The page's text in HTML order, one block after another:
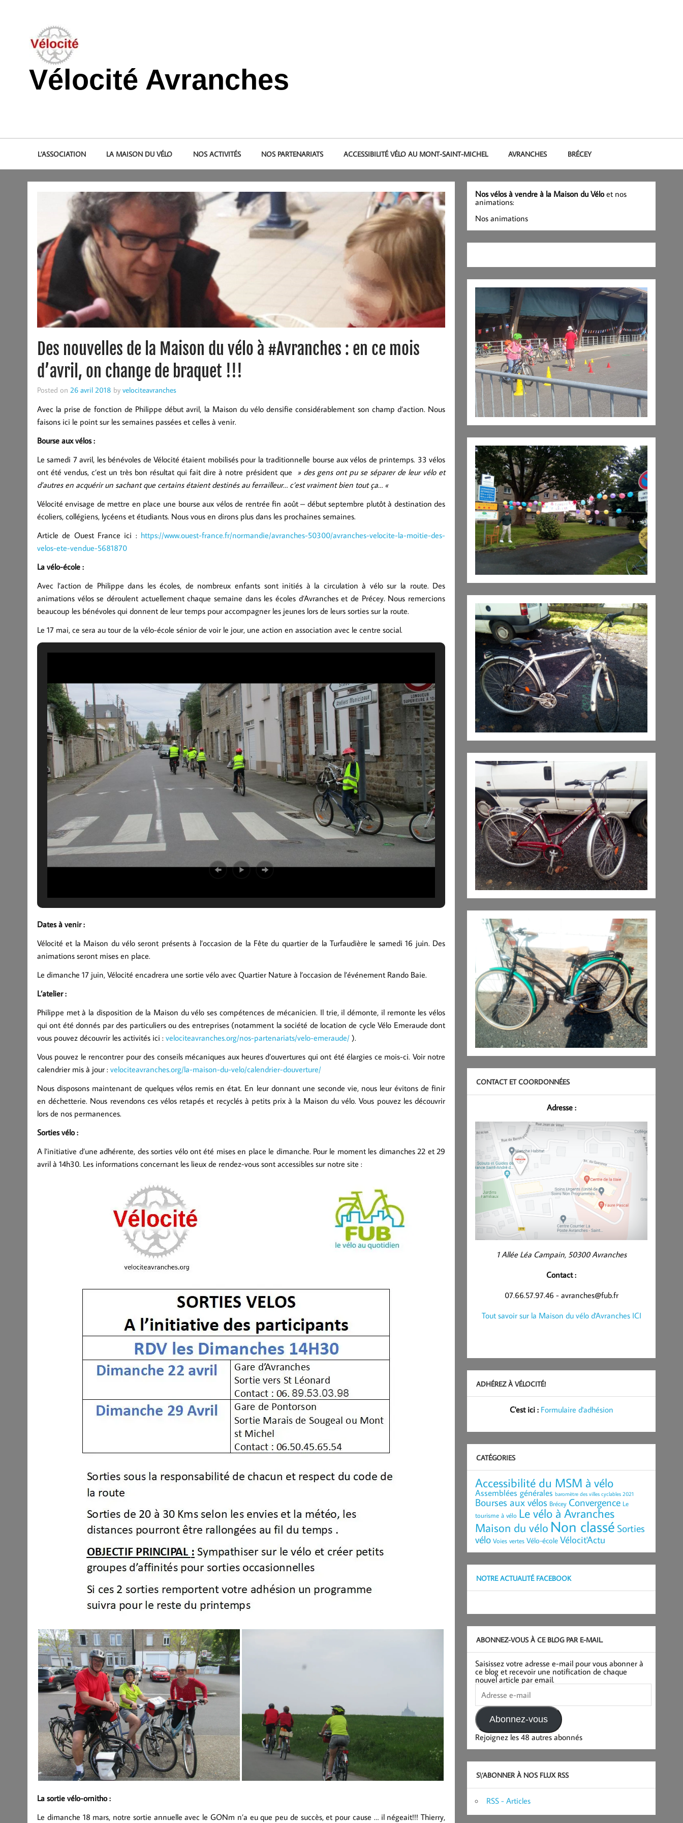
Vélocité Avranches
L’ASSOCIATION LA MAISON DU VÉLO NOS ACTIVITÉS NOS PARTENARIATS ACCESSIBILITÉ VÉLO AU MONT-SAINT-MICHEL AVRANCHES BRÉCEY
Des nouvelles de la Maison du vélo à #Avranches : en ce mois
d’avril, on change de braquet !!!
Posted on 26 avril 2018 by velociteavranches
Avec la prise de fonction de Philippe début avril, la Maison du vélo densifie considérablement son champ d’action. Nous
faisons ici le point sur les semaines passées et celles à venir.
Bourse aux vélos :
Le samedi 7 avril, les bénévoles de Vélocité étaient mobilisés pour la traditionnelle bourse aux vélos de printemps. 33 vélos
ont été vendus, c’est un très bon résultat qui fait dire à notre président que » des gens ont pu se séparer de leur vélo et
d’autres en acquérir un sachant que certains étaient destinés au ferrailleur… c’est vraiment bien tout ça… «
Vélocité envisage de mettre en place une bourse aux vélos de rentrée fin août – début septembre plutôt à destination des
écoliers, collégiens, lycéens et étudiants. Nous vous en dirons plus dans les prochaines semaines.
Article de Ouest France ici : https://www.ouest-france.fr/normandie/avranches-50300/avranches-velocite-la-moitie-des-
velos-ete-vendue-5681870
La vélo-école :
Avec l’action de Philippe dans les écoles, de nombreux enfants sont initiés à la circulation à vélo sur la route. Des
animations vélos se déroulent actuellement chaque semaine dans les écoles d’Avranches et de Précey. Nous remercions
beaucoup les bénévoles qui donnent de leur temps pour accompagner les jeunes lors de leurs sorties sur la route.
Le 17 mai, ce sera au tour de la vélo-école sénior de voir le jour, une action en association avec le centre social.
Dates à venir :
Vélocité et la Maison du vélo seront présents à l’occasion de la Fête du quartier de la Turfaudière le samedi 16 juin. Des
animations seront mises en place.
Le dimanche 17 juin, Vélocité encadrera une sortie vélo avec Quartier Nature à l’occasion de l’événement Rando Baie.
L’atelier :
Philippe met à la disposition de la Maison du vélo ses compétences de mécanicien. Il trie, il démonte, il remonte les vélos
qui ont été donnés par des particuliers ou des entreprises (notamment la société de location de cycle Vélo Emeraude dont
vous pouvez découvrir les activités ici : velociteavranches.org/nos-partenariats/velo-emeraude/).
Vous pouvez le rencontrer pour des conseils mécaniques aux heures d’ouvertures qui ont été élargies ce mois-ci. Voir notre
calendrier mis à jour : velociteavranches.org/la-maison-du-velo/calendrier-douverture/
Nous disposons maintenant de quelques vélos remis en état. En leur donnant une seconde vie, nous leur évitons de finir
en déchetterie. Nous revendons ces vélos retapés et recyclés à petits prix à la Maison du vélo. Vous pouvez les découvrir
lors de nos permanences.
Sorties vélo :
A l’initiative d’une adhérente, des sorties vélo ont été mises en place le dimanche. Pour le moment les dimanches 22 et 29
avril à 14h30. Les informations concernant les lieux de rendez-vous sont accessibles sur notre site :
La sortie vélo-ornitho :
Le dimanche 18 mars, notre sortie annuelle avec le GONm n’a eu que peu de succès, et pour cause … il négeait!!! Thierry,
Nos vélos à vendre à la Maison du Véloet nos
animations:
Nos animations
CONTACT ET COORDONNÉES
Adresse :
1 Allée Léa Campain, 50300 Avranches
Contact :
07.66.57.97.46 - avranches@fub.fr
Tout savoir sur la Maison du vélo d'Avranches ICI
ADHÉREZ À VÉLOCITÉ!
C'est ici : Formulaire d'adhésion
CATÉGORIES
Accessibilité du MSM à vélo
Assemblées générales baromètre des villes cyclables 2021
Bourses aux vélos Brécey Convergence Le
tourisme à vélo Le vélo à Avranches
Maison du vélo Non classé Sorties
vélo Voies vertes Vélo-école Vélocit'Actu
NOTRE ACTUALITÉ FACEBOOK
ABONNEZ-VOUS À CE BLOG PAR E-MAIL.
Saisissez votre adresse e-mail pour vous abonner à
ce blog et recevoir une notification de chaque
nouvel article par email.
Adresse
e-
mail
Abonnez-vous
Rejoignez les 48 autres abonnés
S\’ABONNER À NOS FLUX RSS
RSS - Articles